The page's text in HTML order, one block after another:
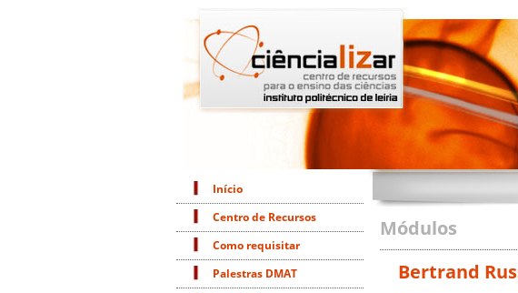
Início
Centro de Recursos
Como requisitar
Palestras DMAT
Módulos
Bertrand